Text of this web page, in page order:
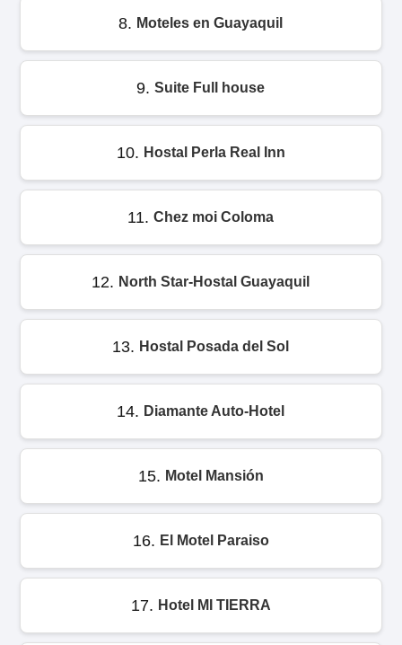
8. Moteles en Guayaquil
9. Suite Full house
10. Hostal Perla Real Inn
11. Chez moi Coloma
12. North Star-Hostal Guayaquil
13. Hostal Posada del Sol
14. Diamante Auto-Hotel
15. Motel Mansión
16. El Motel Paraiso
17. Hotel MI TIERRA